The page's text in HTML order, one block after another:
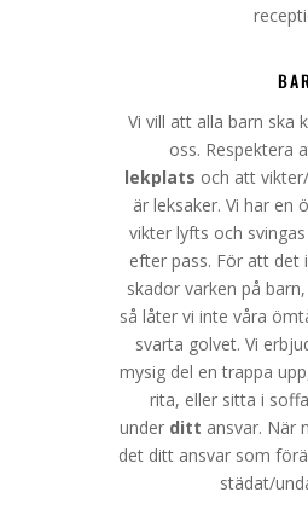
Vi vill att alla barn ska
oss. Respektera
lekplats och att
är leksaker. Vi har en
vikter lyfts och
efter pass. För att det
skador varken på
så låter vi inte våra
svarta golvet. Vi
mysig del en trappa
rita, eller sitta i
under ditt ansvar. När
det ditt ansvar som
städat/